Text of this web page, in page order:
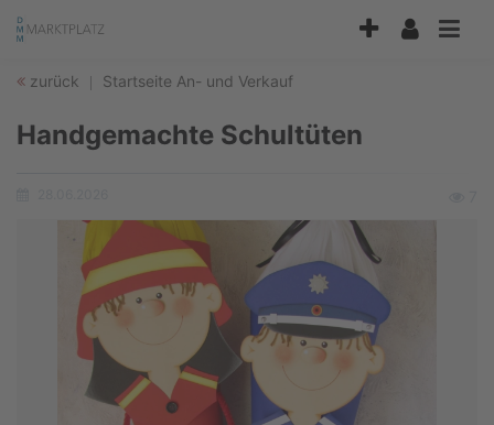
Modus
zur
zum
zurück Startseite An- und Verkauf
Handgemachte Schultüten